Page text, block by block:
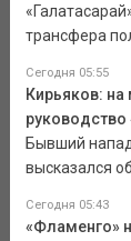
трансфера
Сегодня 05:55
Кирьяков:
Бывший
высказался
Сегодня 05:43
«Фламенго»